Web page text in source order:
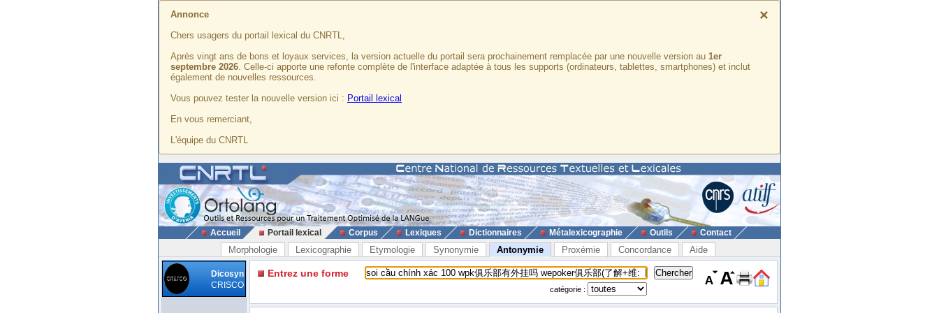
×
Annonce
Chers usagers du portail lexical du CNRTL,
Après vingt ans de bons et loyaux services, la version actuelle du portail sera prochainement remplacée par une nouvelle version au 1er
septembre 2026. Celle-ci apporte une refonte complète de l'interface adaptée à tous les supports (ordinateurs, tablettes, smartphones) et inclut
également de nouvelles ressources.
Vous pouvez tester la nouvelle version ici : Portail lexical
En vous remerciant,
L'équipe du CNRTL
Accueil Portail lexical Corpus Lexiques Dictionnaires Métalexicographie Outils Contact
Morphologie Lexicographie Etymologie Synonymie Antonymie Proxémie Concordance Aide
Dicosyn
CRISCO
Entrez une forme
catégorie :